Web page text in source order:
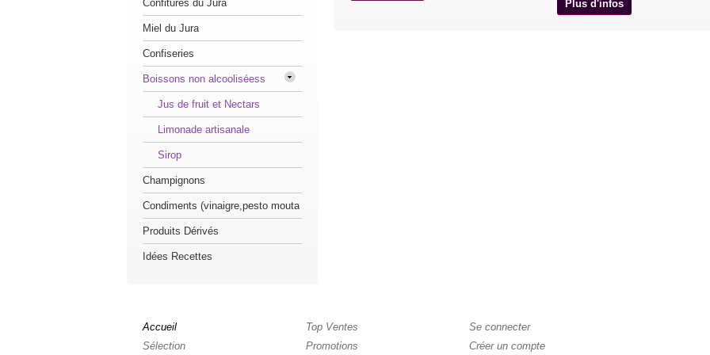
Plus d'infos
Confitures du Jura
Miel du Jura
Confiseries
Boissons non alcooliséess
Jus de fruit et Nectars
Limonade artisanale
Sirop
Champignons
Condiments (vinaigre,pesto mouta
Produits Dérivés
Idées Recettes
Accueil
Sélection
Top Ventes
Promotions
Se connecter
Créer un compte